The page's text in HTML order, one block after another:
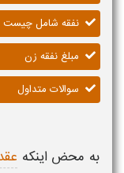
نفقه شامل چیست
مبلغ نفقه زن
سوالات متداول
به محض اینکه